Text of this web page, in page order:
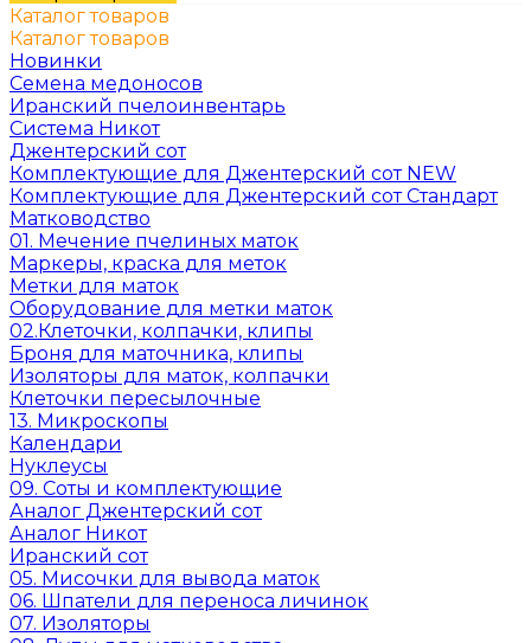
Каталог товаров
Каталог товаров
Новинки
Семена медоносов
Иранский пчелоинвентарь
Система Никот
Джентерский сот
Комплектующие для Джентерский сот NEW
Комплектующие для Джентерский сот Стандарт
Матководство
01. Мечение пчелиных маток
Маркеры, краска для меток
Метки для маток
Оборудование для метки маток
02.Клеточки, колпачки, клипы
Броня для маточника, клипы
Изоляторы для маток, колпачки
Клеточки пересылочные
13. Микроскопы
Календари
Нуклеусы
09. Соты и комплектующие
Аналог Джентерский сот
Аналог Никот
Иранский сот
05. Мисочки для вывода маток
06. Шпатели для переноса личинок
07. Изоляторы